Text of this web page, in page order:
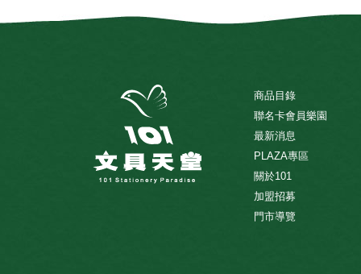
商品目錄
聯名卡會員樂園
最新消息
PLAZA專區
關於101
加盟招募
門市導覽